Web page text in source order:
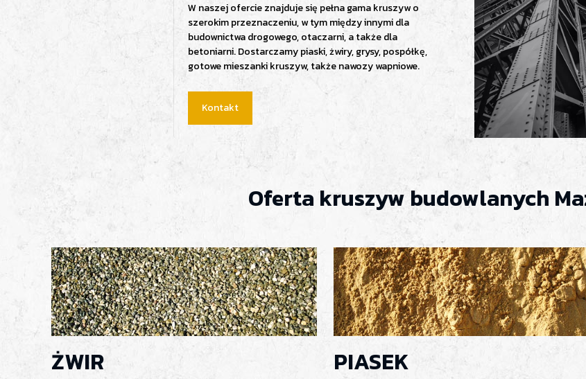
W naszej ofercie znajduje się pełna gama kruszyw o
szerokim przeznaczeniu, w tym między innymi dla
budownictwa drogowego, otaczarni, a także dla
betoniarni. Dostarczamy piaski, żwiry, grysy, pospółkę,
gotowe mieszanki kruszyw, także nawozy wapniowe.
Kontakt
Oferta kruszyw budowlanych
ŻWIR PIASEK